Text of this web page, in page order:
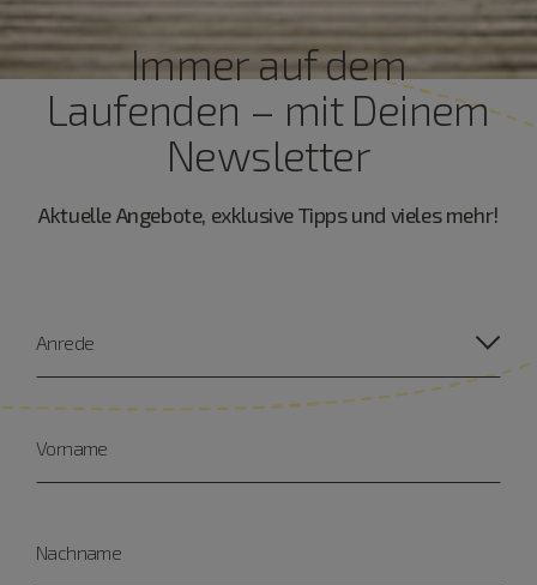
Immer auf dem
Laufenden – mit Deinem
Newsletter
Aktuelle Angebote, exklusive Tipps und vieles mehr!
Anrede
Vorname
Nachname